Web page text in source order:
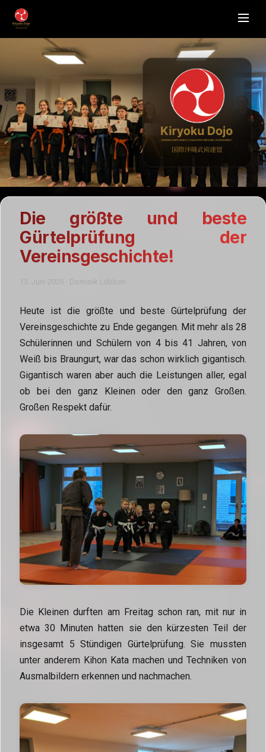
Die größte und beste
Gürtelprüfung der
Vereinsgeschichte!
Heute ist die größte und beste Gürtelprüfung der
Vereinsgeschichte zu Ende gegangen. Mit mehr als 28
Schülerinnen und Schülern von 4 bis 41 Jahren, von
Weiß bis Braungurt, war das schon wirklich gigantisch.
Gigantisch waren aber auch die Leistungen aller, egal
ob bei den ganz Kleinen oder den ganz Großen.
Großen Respekt dafür.
Die Kleinen durften am Freitag schon ran, mit nur in
etwa 30 Minuten hatten sie den kürzesten Teil der
insgesamt 5 Stündigen Gürtelprüfung. Sie mussten
unter anderem Kihon Kata machen und Techniken von
Ausmalbildern erkennen und nachmachen.